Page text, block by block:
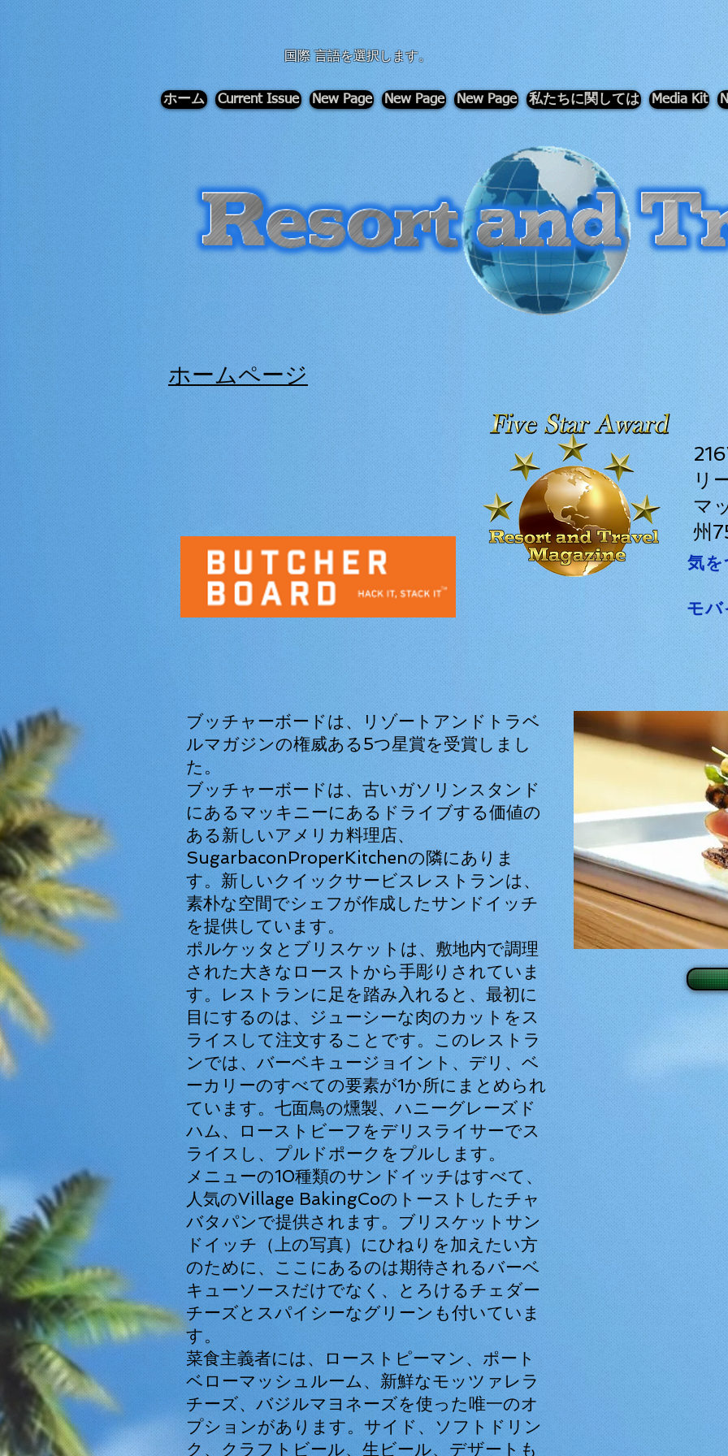
div id="myCodeElement"> div id="myCodeElement">
国際 言語を選択します。
ホーム Current Issue New Page New Page New Page 私たちに関しては Media Kit
-
気
モバ
ホームページ
リ
マ
州
ブッチャーボードは、リゾートアンドトラベ
ルマガジンの権威ある5つ星賞を受賞しまし
た。
ブッチャーボードは、古いガソリンスタンド
にあるマッキニーにあるドライブする価値の
ある新しいアメリカ料理店、
SugarbaconProperKitchenの隣にありま
す。新しいクイックサービスレストランは、
素朴な空間でシェフが作成したサンドイッチ
を提供しています。
ポルケッタとブリスケットは、敷地内で調理
された大きなローストから手彫りされていま
す。レストランに足を踏み入れると、最初に
目にするのは、ジューシーな肉のカットをス
ライスして注文することです。このレストラ
ンでは、バーベキュージョイント、デリ、ベ
ーカリーのすべての要素が1か所にまとめられ
ています。七面鳥の燻製、ハニーグレーズド
ハム、ローストビーフをデリスライサーでス
ライスし、プルドポークをプルします。
メニューの10種類のサンドイッチはすべて、
人気のVillageBakingCoのトーストしたチャ
バタパンで提供されます。ブリスケットサン
ドイッチ（上の写真）にひねりを加えたい方
のために、ここにあるのは期待されるバーベ
キューソースだけでなく、とろけるチェダー
チーズとスパイシーなグリーンも付いていま
す。
菜食主義者には、ローストピーマン、ポート
ベローマッシュルーム、新鮮なモッツァレラ
チーズ、バジルマヨネーズを使った唯一のオ
プションがあります。サイド、ソフトドリン
ク、クラフトビール、生ビール、デザートも